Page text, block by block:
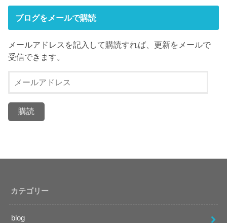
ブログをメールで購読
メールアドレスを記入して購読すれば、更新をメールで
受信できます。
ル
カテゴリー
blog